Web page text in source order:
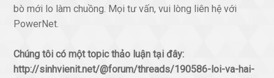
bò mới lo làm chuồng. Mọi tư vấn, vui lòng liên hệ với
PowerNet.
Chúng tôi có một topic thảo luận tại đây:
http://sinhvienit.net/@forum/threads/190586-loi-va-hai-